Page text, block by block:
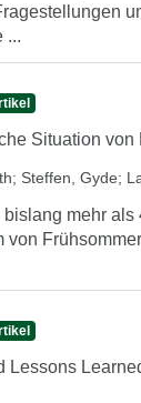
...
Situation von
; Steffen, Gyde;
bislang mehr
von
Lessons